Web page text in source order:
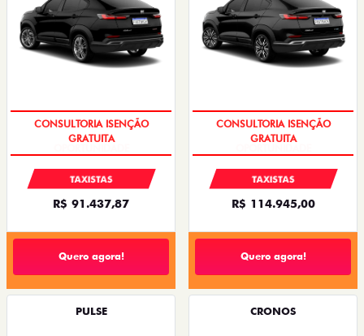
CONSULTORIA ISENÇÃO
GRATUITA
TAXISTAS
R$ 91.437,87
Quero agora!
CONSULTORIA ISENÇÃO
GRATUITA
TAXISTAS
R$ 114.945,00
Quero agora!
PULSE CRONOS